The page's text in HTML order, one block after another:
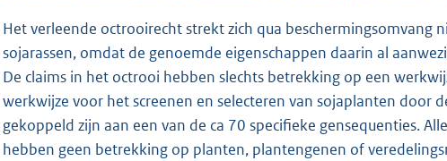
Het verleende octrooirecht strekt zich qua
sojarassen, omdat de genoemde eigenschappen daarin al
De claims in het octrooi hebben slechts betrekking op een
werkwijze voor het screenen en selecteren van sojaplanten door
gekoppeld zijn aan een van de ca 70 specifieke gensequenties.
hebben geen betrekking op planten, plantengenen of